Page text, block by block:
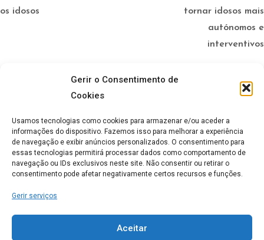
Gerir o Consentimento de
Cookies
Usamos tecnologias como cookies para armazenar e/ou aceder a
informações do dispositivo. Fazemos isso para melhorar a experiência
de navegação e exibir anúncios personalizados. O consentimento para
essas tecnologias permitirá processar dados como comportamento de
navegação ou IDs exclusivos neste site. Não consentir ou retirar o
consentimento pode afetar negativamente certos recursos e funções.
Gerir serviços
Aceitar
os idosos
tornar idosos mais
autónomos e
interventivos
Artigos relacionados